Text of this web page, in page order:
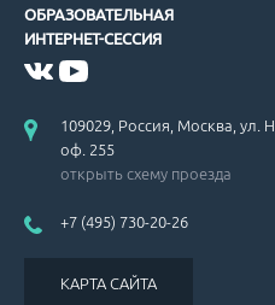
ОБРАЗОВАТЕЛЬНАЯ
ИНТЕРНЕТ-СЕССИЯ
109029, Россия, Москва, ул.
оф. 255
открыть схему проезда
+7 (495) 730-20-26
КАРТА САЙТА